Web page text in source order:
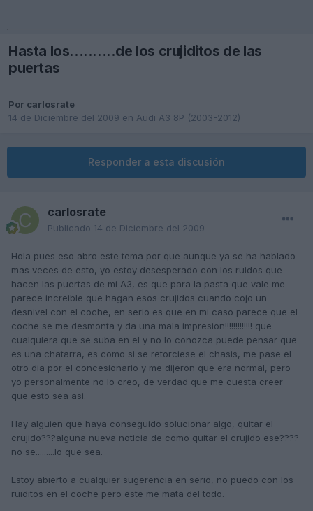
Hasta los..........de los crujiditos de las
puertas
Por carlosrate
14 de Diciembre del 2009 en Audi A3 8P (2003-2012)
Responder a esta discusión
carlosrate
Publicado 14 de Diciembre del 2009
Hola pues eso abro este tema por que aunque ya se ha hablado
mas veces de esto, yo estoy desesperado con los ruidos que
hacen las puertas de mi A3, es que para la pasta que vale me
parece increible que hagan esos crujidos cuando cojo un
desnivel con el coche, en serio es que en mi caso parece que el
coche se me desmonta y da una mala impresion!!!!!!!!!!!!! que
cualquiera que se suba en el y no lo conozca puede pensar que
es una chatarra, es como si se retorciese el chasis, me pase el
otro dia por el concesionario y me dijeron que era normal, pero
yo personalmente no lo creo, de verdad que me cuesta creer
que esto sea asi.
Hay alguien que haya conseguido solucionar algo, quitar el
crujido???alguna nueva noticia de como quitar el crujido ese????
no se.........lo que sea.
Estoy abierto a cualquier sugerencia en serio, no puedo con los
ruiditos en el coche pero este me mata del todo.